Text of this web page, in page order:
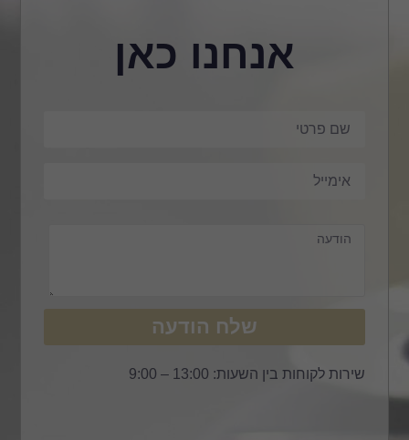
אנחנו כאן
שלח הודעה
שירות לקוחות בין השעות: 13:00 – 9:00